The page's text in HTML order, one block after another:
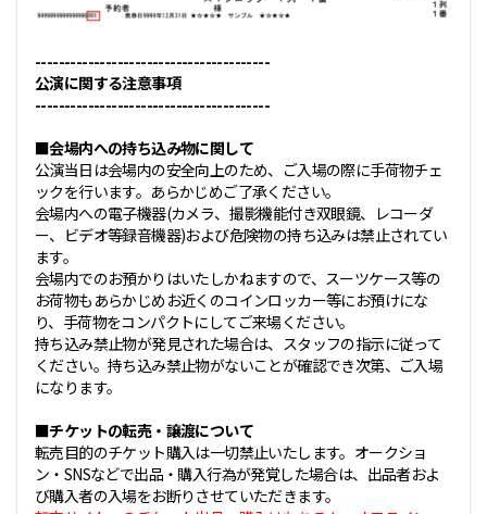
----------------------------------------
公演に関する注意事項
----------------------------------------
■会場内への持ち込み物に関して
公演当日は会場内の安全向上のため、ご入場の際に手荷物チェ
ックを行います。あらかじめご了承ください。
会場内への電子機器(カメラ、撮影機能付き双眼鏡、レコーダ
ー、ビデオ等録音機器)および危険物の持ち込みは禁止されてい
ます。
会場内でのお預かりはいたしかねますので、スーツケース等の
お荷物もあらかじめお近くのコインロッカー等にお預けにな
り、手荷物をコンパクトにしてご来場ください。
持ち込み禁止物が発見された場合は、スタッフの指示に従って
ください。持ち込み禁止物がないことが確認でき次第、ご入場
になります。
■チケットの転売・譲渡について
転売目的のチケット購入は一切禁止いたします。オークショ
ン・SNSなどで出品・購入行為が発覚した場合は、出品者およ
び購入者の入場をお断りさせていただきます。